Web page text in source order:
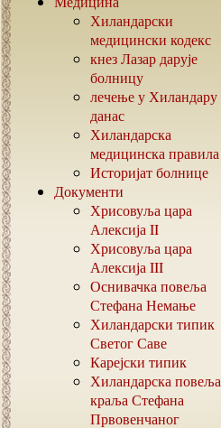
Хиландарски
медицински кодекс
кнез Лазар дарује
болницу
лечење у Хиландару
данас
Хиландарска
медицинска правила
Историјат болнице
Документи
Хрисовуља цара
Алексија II
Хрисовуља цара
Алексија III
Оснивачка повеља
Стефана Немање
Хиландарски типик
Светог Саве
Карејски типик
Хиландарска повеља
краља Стефана
Првовенчаног